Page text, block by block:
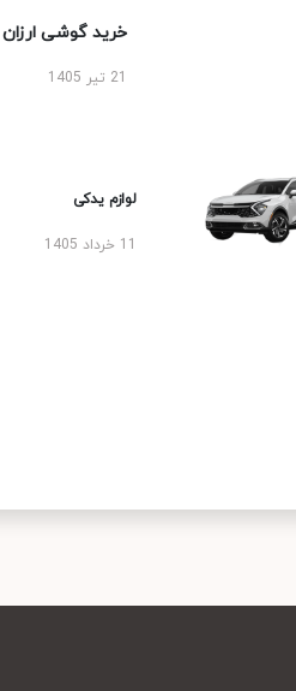
خرید گوشی ارزان
لوازم یدکی